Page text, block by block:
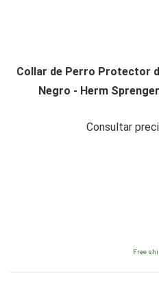
Collar de Perro Protector
Negro - Herm
Consultar
Free